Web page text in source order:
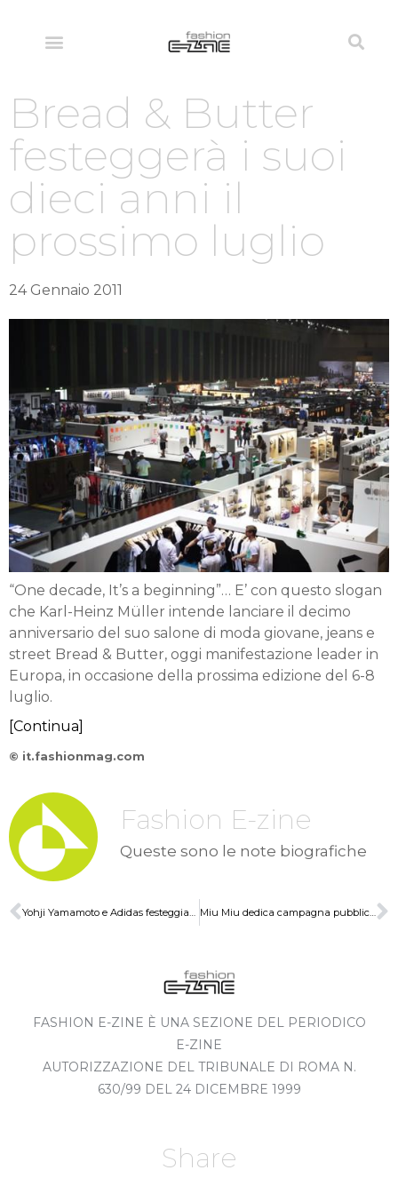
Bread & Butter
festeggerà i suoi
dieci anni il
prossimo luglio
24 Gennaio 2011
“One decade, It’s a beginning”… E’ con questo slogan
che Karl-Heinz Müller intende lanciare il decimo
anniversario del suo salone di moda giovane, jeans e
street Bread & Butter, oggi manifestazione leader in
Europa, in occasione della prossima edizione del 6-8
luglio.
[Continua]
© it.fashionmag.com
Fashion E-zine
Queste sono le note biografiche
Miu Miu dedica campagna pubblicitaria all'audizione
FASHION E-ZINE È UNA SEZIONE DEL PERIODICO
E-ZINE
AUTORIZZAZIONE DEL TRIBUNALE DI ROMA N.
630/99 DEL 24 DICEMBRE 1999
Share